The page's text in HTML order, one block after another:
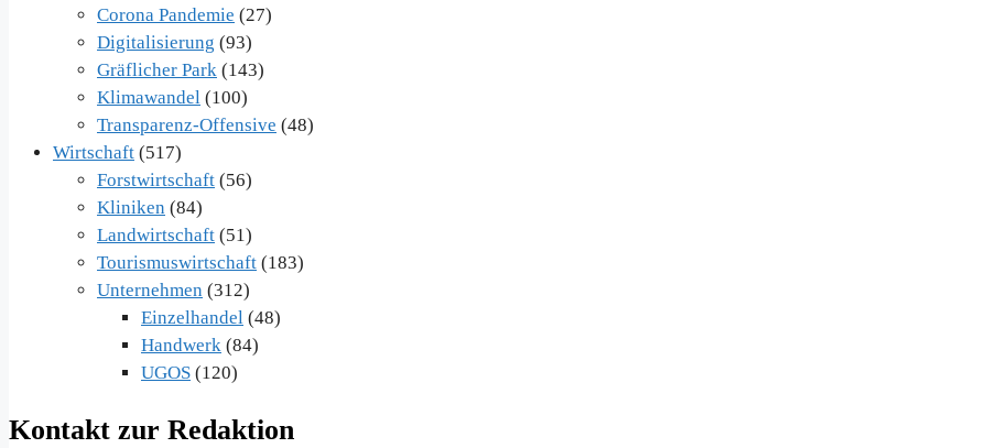
Corona Pandemie (27)
Digitalisierung (93)
Gräflicher Park (143)
Klimawandel (100)
Transparenz-Offensive (48)
Wirtschaft (517)
Forstwirtschaft (56)
Kliniken (84)
Landwirtschaft (51)
Tourismuswirtschaft (183)
Unternehmen (312)
Einzelhandel (48)
Handwerk (84)
UGOS (120)
Kontakt zur Redaktion